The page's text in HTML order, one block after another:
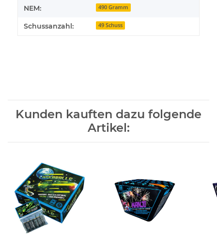
NEM: 490 Gramm
Schussanzahl: 49 Schuss
Kunden kauften dazu folgende
Artikel: